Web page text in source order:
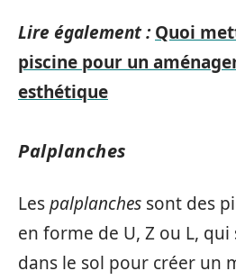
Lire également : Quoi
piscine pour un
esthétique
Palplanches
Lespalplanches sont des
en forme de U, Z ou L,
dans le sol pour créer un